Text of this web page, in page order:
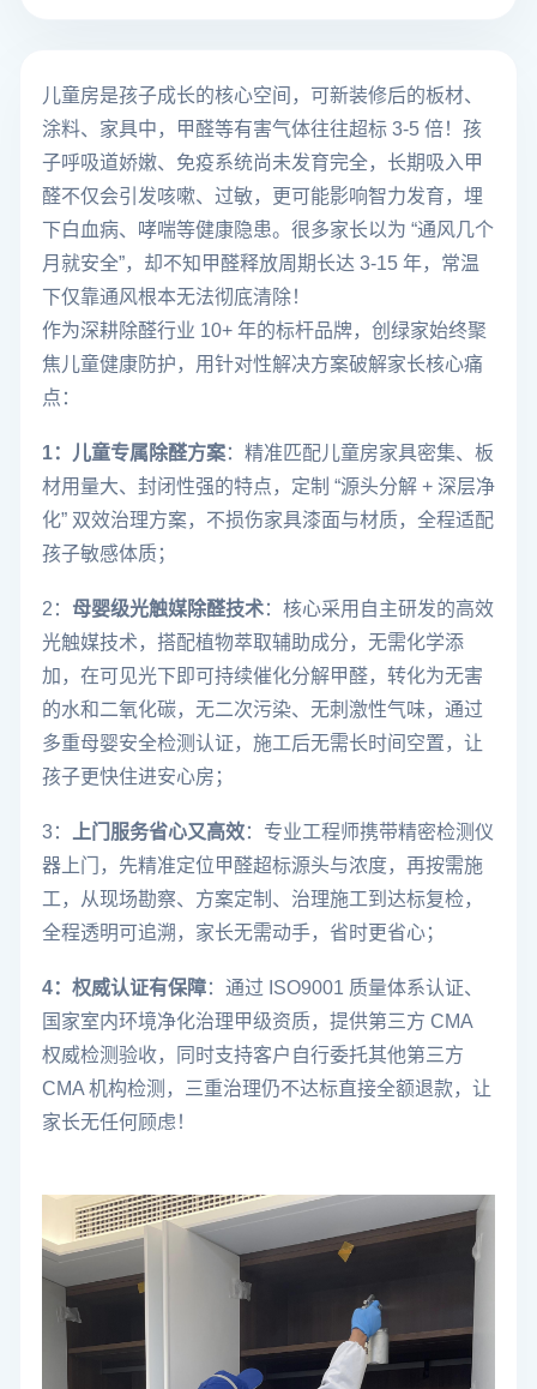
儿童房是孩子成长的核心空间，可新装修后的板材、
涂料、家具中，甲醛等有害气体往往超标 3-5 倍！孩
子呼吸道娇嫩、免疫系统尚未发育完全，长期吸入甲
醛不仅会引发咳嗽、过敏，更可能影响智力发育，埋
下白血病、哮喘等健康隐患。很多家长以为 “通风几个
月就安全”，却不知甲醛释放周期长达 3-15 年，常温
下仅靠通风根本无法彻底清除！
作为深耕除醛行业 10+ 年的标杆品牌，创绿家始终聚
焦儿童健康防护，用针对性解决方案破解家长核心痛
点：
1：儿童专属除醛方案：精准匹配儿童房家具密集、板
材用量大、封闭性强的特点，定制 “源头分解 + 深层净
化” 双效治理方案，不损伤家具漆面与材质，全程适配
孩子敏感体质；
2： 母婴级光触媒除醛技术：核心采用自主研发的高效
光触媒技术，搭配植物萃取辅助成分，无需化学添
加，在可见光下即可持续催化分解甲醛，转化为无害
的水和二氧化碳，无二次污染、无刺激性气味，通过
多重母婴安全检测认证，施工后无需长时间空置，让
孩子更快住进安心房；
3： 上门服务省心又高效：专业工程师携带精密检测仪
器上门，先精准定位甲醛超标源头与浓度，再按需施
工，从现场勘察、方案定制、治理施工到达标复检，
全程透明可追溯，家长无需动手，省时更省心；
4：权威认证有保障：通过 ISO9001 质量体系认证、
国家室内环境净化治理甲级资质， 提供第三方 CMA
权威检测验收，同时支持客户自行委托其他第三方
CMA 机构检测，三重治理仍不达标直接全额退款，让
家长无任何顾虑！